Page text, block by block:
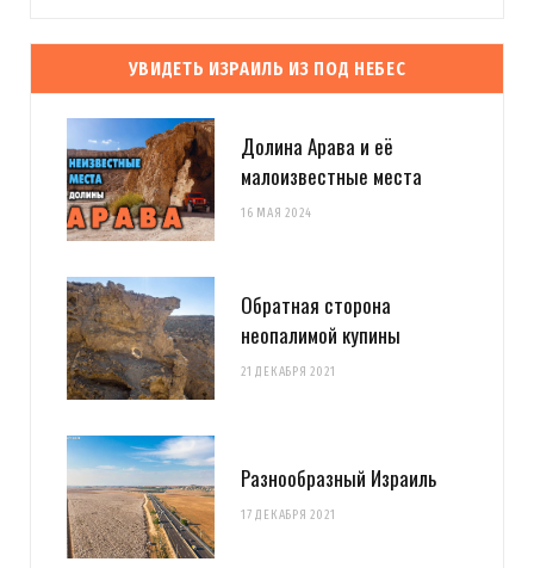
УВИДЕТЬ ИЗРАИЛЬ ИЗ ПОД НЕБЕС
Долина Арава и её
малоизвестные места
16 МАЯ 2024
Обратная сторона
неопалимой купины
21 ДЕКАБРЯ 2021
Разнообразный Израиль
17 ДЕКАБРЯ 2021